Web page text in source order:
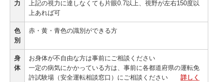
力
上記の視力に達しなくても片眼0.7以上、視野が左右150度以
上あれば可
色
別
赤・黄・青色の識別ができる方
身
体
お身体が不自由な方は事前にご相談ください
一定の病気にかかっている方は、事前に各都道府県の運転免
許試験場（安全運転相談窓口）にご相談ください 詳しく